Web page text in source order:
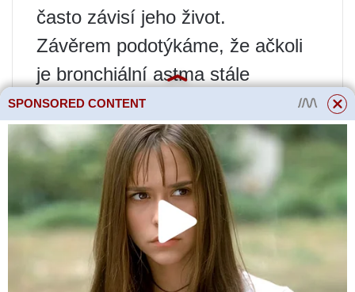
často závisí jeho život.
Závěrem podotýkáme, že ačkoli
je bronchiální astma stále
onemocněním, které nelze
vyléčit, lze a mělo by být účinně
kontrolováno. Při správné úpravě
životosprávy, adekvátně zvolené
(v časných stádiích onemocnění)
léčbě mohou pacienti s
bronchiálním astmatem vést
SPONSORED CONTENT